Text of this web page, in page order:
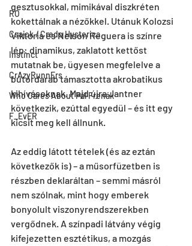
RO
Csajok / Credo Hysterica
Instinct
CrAzyRunnErs
Who Cares About Pál Frenák
F_EvER
gesztusokkal, mimikával diszkréten
kokettálnak a nézőkkel. Utánuk Kolozsi
Viktória és Nelson Reguera is színre
lép: dinamikus, zaklatott kettőst
mutatnak be, ügyesen megfelelve a
bútordarab támasztotta akrobatikus
kihívásoknak. Majd újra Jantner
következik, ezúttal egyedül – és itt egy
kicsit meg kell állnunk.
Az eddig látott tételek (és az eztán
következők is) – a műsorfüzetben is
részben deklaráltan – semmi másról
nem szólnak, mint hogy emberek
bonyolult viszonyrendszerekben
vergődnek. A színpadi látvány végig
kifejezetten esztétikus, a mozgás